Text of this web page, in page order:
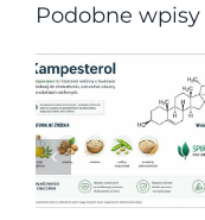
Podobne wpisy